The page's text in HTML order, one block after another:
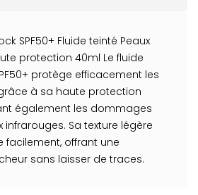
SPF50+ Fluide teinté Peaux
protection 40ml Le fluide
protège efficacement les
à sa haute protection
également les dommages
infrarouges. Sa texture légère
facilement, offrant une
sans laisser de traces.